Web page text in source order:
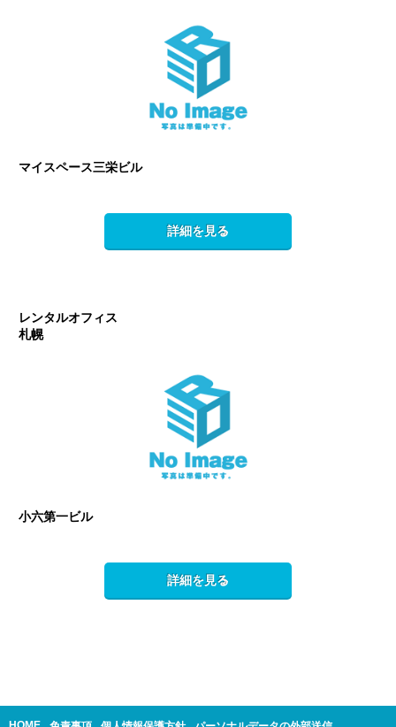
マイスペース三栄ビル
詳細を見る
レンタルオフィス
札幌
小六第一ビル
詳細を見る